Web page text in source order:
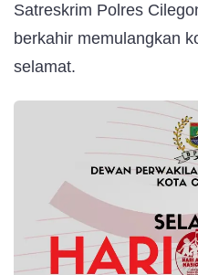
Satreskrim Polres
berkahir memulangkan
selamat.